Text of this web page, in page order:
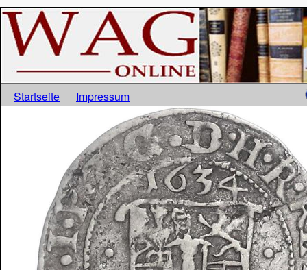
Startseite Impressum